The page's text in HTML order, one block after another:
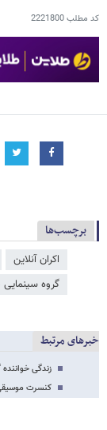
کد مطلب2221800
برچسب‌ها
اکران آنلاین
گروه سینمایی
خبرهای مرتبط
زندگی
کنسرت